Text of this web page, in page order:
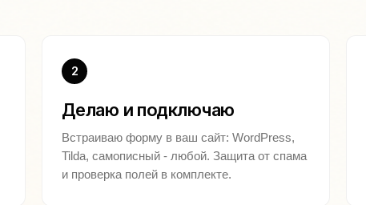
2
Делаю и подключаю
Встраиваю форму в ваш сайт: WordPress,
Tilda, самописный - любой. Защита от спама
и проверка полей в комплекте.